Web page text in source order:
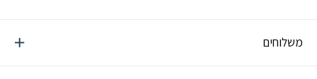
משלוחים